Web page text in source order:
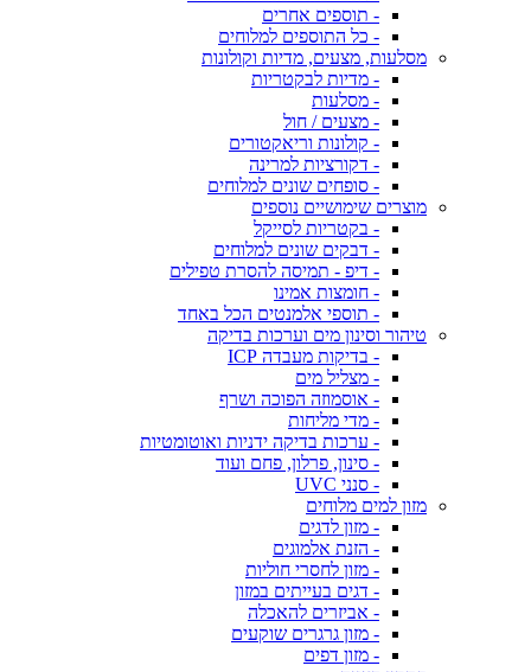
- תוספים אחרים
- כל התוספים למלוחים
מסלעות, מצעים, מדיות וקולונות
- מדיות לבקטריות
- מסלעות
- מצעים / חול
- קולונות וריאקטורים
- דקורציות למרינה
- סופחים שונים למלוחים
מוצרים שימושיים נוספים
- בקטריות לסייקל
- דבקים שונים למלוחים
- דיפ - תמיסה להסרת טפילים
- חומצות אמינו
- תוספי אלמנטים הכל באחד
טיהור וסינון מים וערכות בדיקה
- בדיקות מעבדה ICP
- מצליל מים
- אוסמוזה הפוכה ושרף
- מדי מליחות
- ערכות בדיקה ידניות ואוטומטיות
- סינון, פרלון, פחם ועוד
- סנני UVC
מזון למים מלוחים
- מזון לדגים
- הזנת אלמוגים
- מזון לחסרי חוליות
- דגים בעייתים במזון
- אביזרים להאכלה
- מזון גרגרים שוקעים
- מזון דפים